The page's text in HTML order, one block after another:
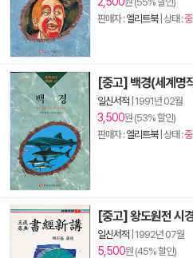
판매자 :엘리트북| 상태 :중
[중고] 백경(세계명
일신서적 1991년 02월
3,500원 (53% 할인)
판매자 :엘리트북| 상태 :중
[중고] 왕도원전 시
일신서적 1992년 07월
5,500원 (45% 할인)